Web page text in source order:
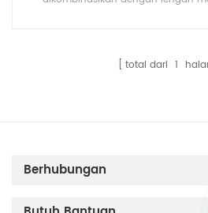
total dari 1
Berhubungan